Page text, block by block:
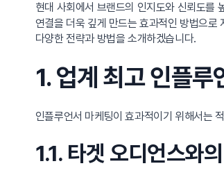
현대 사회에서 브랜드의 인지도와 신뢰도를
연결을 더욱 깊게 만드는 효과적인 방법으
다양한 전략과 방법을 소개하겠습니다.
1. 업계 최고 인플
인플루언서 마케팅이 효과적이기 위해서는
1.1. 타겟 오디언스와